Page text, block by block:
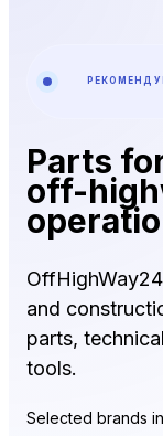
Parts
off-
and
parts,
tools.
Selected brands